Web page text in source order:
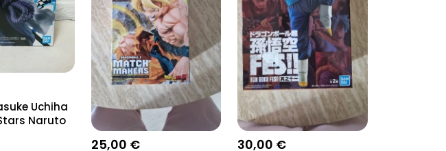
Uchiha
Naruto
25,00 € 30,00 €